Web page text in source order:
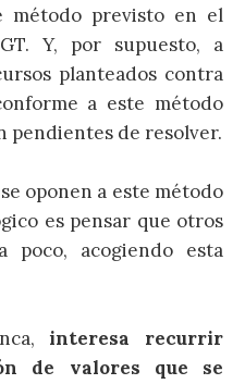
método previsto en el
Y, por supuesto, a
planteados contra
a este método
pendientes de resolver.
oponen a este método
es pensar que otros
poco, acogiendo esta
interesa recurrir
de valores que se